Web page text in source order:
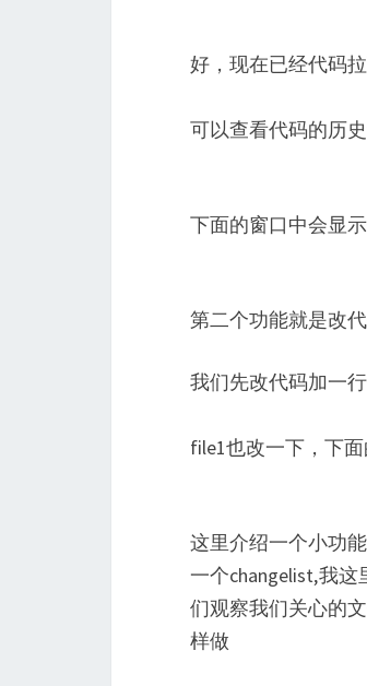
好，现在已经代码
可以查看代码的历
下面的窗口中会显
第二个功能就是改
我们先改代码加一
file1也改一下，下
这里介绍一个小功
一个changelist,我
们观察我们关心的
样做